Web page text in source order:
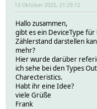
13 Oktober 2025, 21:29:12
Hallo zusammen,
gibt es ein DeviceType
Zählerstand darstellen
mehr?
Hier wurde darüber
ich sehe bei den Types
Charecteristics.
Habt ihr eine Idee?
viele Grüße
Frank